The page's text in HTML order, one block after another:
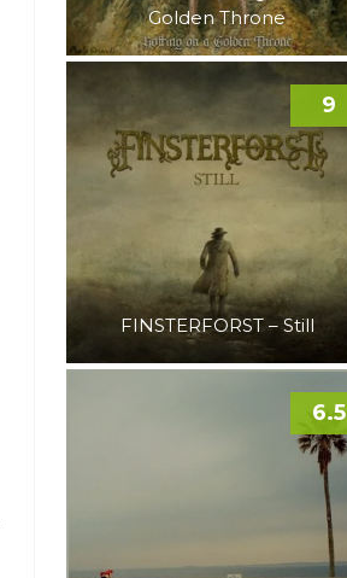
Golden Throne
FINSTERFORST – Still
9
6.5